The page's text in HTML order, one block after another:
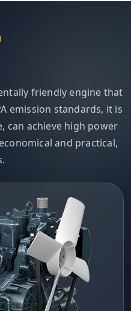
friendly engine that
emission standards, it is
can achieve high power
and practical,